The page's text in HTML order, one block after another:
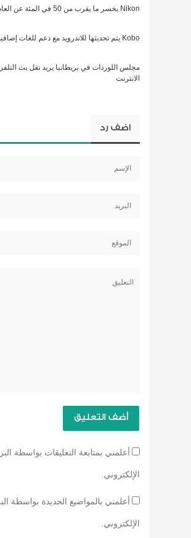
Nikon يخسر ما يقرب من 50 في المئة عن العام الماضي
Kobo يتم تحديثها للاندرويد مع دعم للغات إضافية
مجلس اللوردات في بريطانيا يريد نقل بث
الانترنت
اضف رد
أعلمني بمتابعة التعليقات بواسطة
الإلكتروني.
أعلمني بالمواضيع الجديدة بواسطة
الإلكتروني.